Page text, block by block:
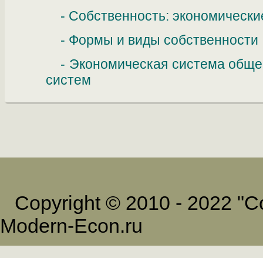
- Собственность:
- Формы и виды собственности
- Экономическая система
систем
Copyright © 2010 - 2022
Modern-Econ.ru